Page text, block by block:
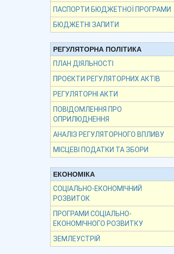
ПАСПОРТИ БЮДЖЕТНОЇ ПРОГРАМИ
БЮДЖЕТНІ ЗАПИТИ
РЕГУЛЯТОРНА ПОЛІТИКА
ПЛАН ДІЯЛЬНОСТІ
ПРОЄКТИ РЕГУЛЯТОРНИХ АКТІВ
РЕГУЛЯТОРНІ АКТИ
ПОВІДОМЛЕННЯ ПРО
ОПРИЛЮДНЕННЯ
АНАЛІЗ РЕГУЛЯТОРНОГО ВПЛИВУ
МІСЦЕВІ ПОДАТКИ ТА ЗБОРИ
ЕКОНОМІКА
СОЦІАЛЬНО-ЕКОНОМІЧНИЙ
РОЗВИТОК
ПРОГРАМИ СОЦІАЛЬНО-
ЕКОНОМІЧНОГО РОЗВИТКУ
ЗЕМЛЕУСТРІЙ